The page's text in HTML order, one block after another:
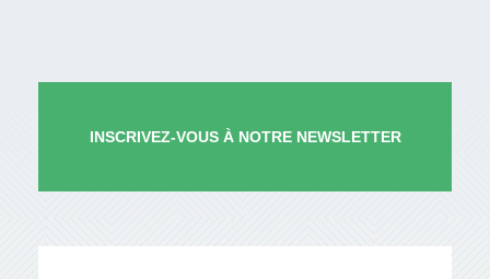
INSCRIVEZ-VOUS À NOTRE NEWSLETTER